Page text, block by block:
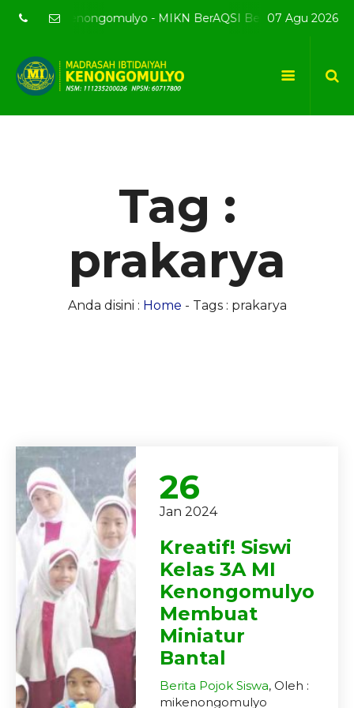
MI Kenongomulyo - MIKN BerAQSI Beradab alQuran
07 Agu 2026
Tag :
prakarya
Anda disini : Home - Tags : prakarya
26
Jan 2024
Kreatif! Siswi
Kelas 3A MI
Kenongomulyo
Membuat
Miniatur
Bantal
Berita Pojok Siswa, Oleh :
mikenongomulyo